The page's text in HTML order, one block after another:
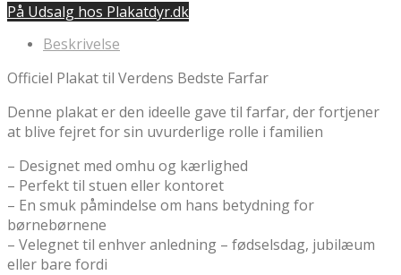
pris
kr.139.00.
pris
kr.118.15.
På Udsalg hos Plakatdyr.dk
Beskrivelse
Officiel Plakat til Verdens Bedste Farfar
Denne plakat er den ideelle gave til farfar, der fortjener
at blive fejret for sin uvurderlige rolle i familien
– Designet med omhu og kærlighed
– Perfekt til stuen eller kontoret
– En smuk påmindelse om hans betydning for
børnebørnene
– Velegnet til enhver anledning – fødselsdag, jubilæum
eller bare fordi